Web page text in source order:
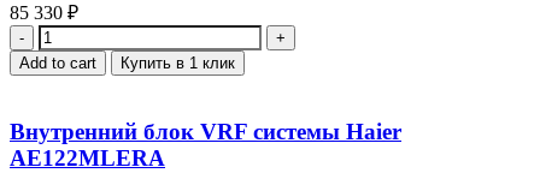
85 330 ₽
Quantity
Add to cart Купить в 1 клик
Внутренний блок VRF системы Haier
AE122MLERA